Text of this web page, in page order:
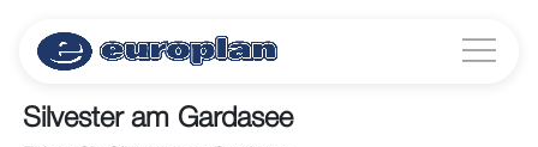
Silvester am Gardasee